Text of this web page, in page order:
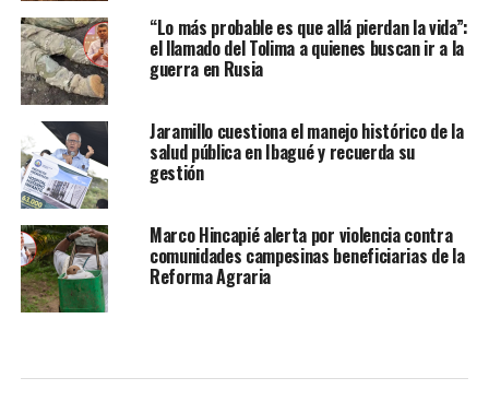
“Lo más probable es que allá pierdan la vida”:
el llamado del Tolima a quienes buscan ir a la
guerra en Rusia
Jaramillo cuestiona el manejo histórico de la
salud pública en Ibagué y recuerda su
gestión
Marco Hincapié alerta por violencia contra
comunidades campesinas beneficiarias de la
Reforma Agraria